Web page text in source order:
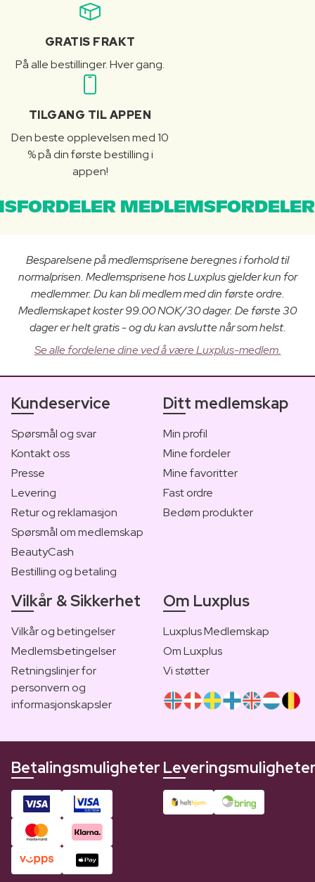
GRATIS FRAKT
På alle bestillinger. Hver gang.
TILGANG TIL APPEN
Den beste opplevelsen med 10
% på din første bestilling i
appen!
Besparelsene på medlemsprisene beregnes i forhold til
normalprisen. Medlemsprisene hos Luxplus gjelder kun for
medlemmer. Du kan bli medlem med din første ordre.
Medlemskapet koster 99.00 NOK/30 dager. De første 30
dager er helt gratis - og du kan avslutte når som helst.
Se alle fordelene dine ved å være Luxplus-medlem.
Kundeservice
Spørsmål og svar
Kontakt oss
Presse
Levering
Retur og reklamasjon
Spørsmål om medlemskap
BeautyCash
Bestilling og betaling
Ditt medlemskap
Min profil
Mine fordeler
Mine favoritter
Fast ordre
Bedøm produkter
Vilkår & Sikkerhet
Vilkår og betingelser
Medlemsbetingelser
Retningslinjer for
personvern og
informasjonskapsler
Om Luxplus
Luxplus Medlemskap
Om Luxplus
Vi støtter
Betalingsmuligheter